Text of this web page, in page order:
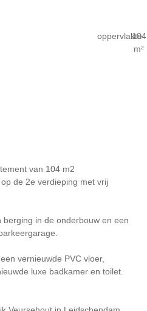
oppervlakte
104
m²
van 104 m2
de 2e verdieping met vrij
in de onderbouw en een
vernieuwde PVC vloer,
luxe badkamer en toilet.